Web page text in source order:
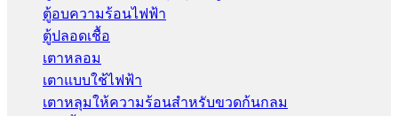
ตู้อบความร้อนไฟฟ้า
ตู้ปลอดเชื้อ
เตาหลอม
เตาแบบใช้ไฟฟ้า
เตาหลุมให้ความร้อนสำหรับขวดก้นกลม